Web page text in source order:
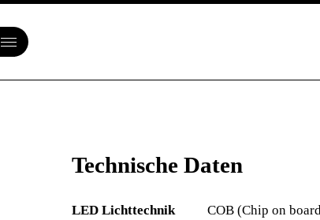
Technische Daten
LED Lichttechnik
COB (Chip on